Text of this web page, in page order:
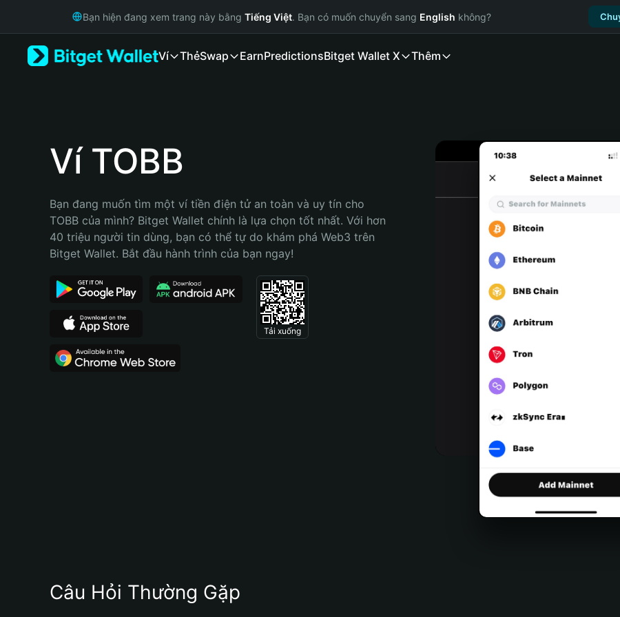
Русский
Bahasa Indonesia
Português (Brasil)
Bạn hiện đang xem trang này bằng Tiếng Việt. Bạn có muốn chuyển sang English không?
Ví ThẻSwap EarnPredictionsBitget Wallet X Thêm
Ví TOBB
Bạn đang muốn tìm một ví tiền điện tử an toàn và uy tín cho
TOBB của mình? Bitget Wallet chính là lựa chọn tốt nhất. Với hơn
40 triệu người tin dùng, bạn có thể tự do khám phá Web3 trên
Bitget Wallet. Bắt đầu hành trình của bạn ngay!
Tải xuống
Câu Hỏi Thường Gặp